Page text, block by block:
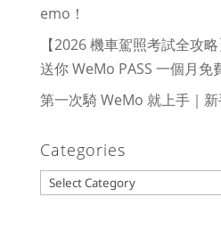
emo！
【2026 機車駕照考試全攻
送你 WeMo PASS 一個月免
第一次騎 WeMo 就上手｜
Categories
Categories